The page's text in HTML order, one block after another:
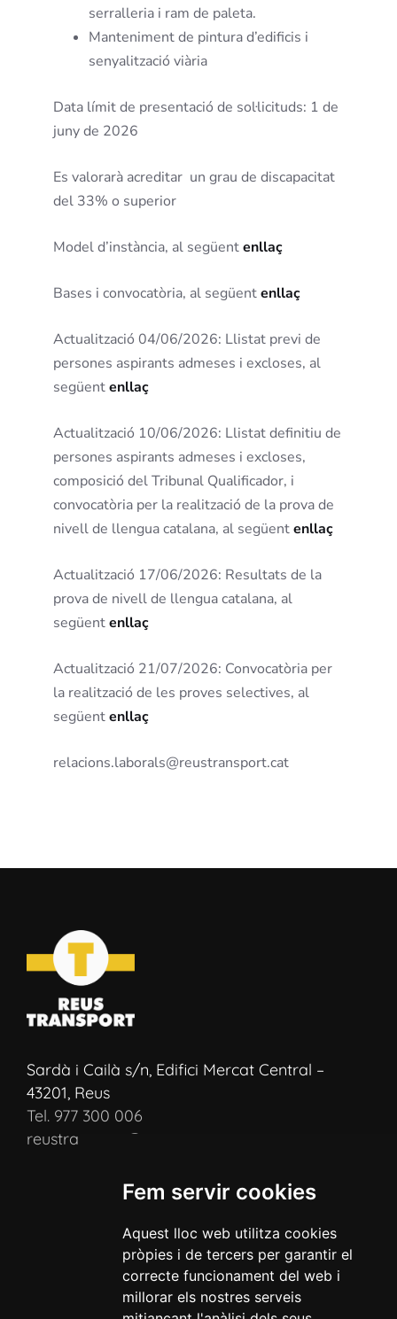
Fem servir cookies
Aquest lloc web utilitza cookies
pròpies i de tercers per garantir el
correcte funcionament del web i
millorar els nostres serveis
serralleria i ram de paleta.
Manteniment de pintura d’edificis i
senyalització viària
Data límit de presentació de sol·licituds: 1 de
juny de 2026
Es valorarà acreditar un grau de discapacitat
del 33% o superior
Model d’instància, al següentenllaç
Bases i convocatòria, al següentenllaç
Actualització 04/06/2026: Llistat previ de
persones aspirants admeses i excloses, al
següentenllaç
Actualització 10/06/2026: Llistat definitiu de
persones aspirants admeses i excloses,
composició del Tribunal Qualificador, i
convocatòria per la realització de la prova de
nivell de llengua catalana, al següentenllaç
Actualització 17/06/2026: Resultats de la
prova de nivell de llengua catalana, al
següentenllaç
Actualització 21/07/2026: Convocatòria per
la realització de les proves selectives, al
següentenllaç
relacions.laborals@reustransport.cat
Sardà i Cailà s/n, Edifici Mercat Central –
43201, Reus
Tel. 977 300 006
reustransport@reustransport.cat